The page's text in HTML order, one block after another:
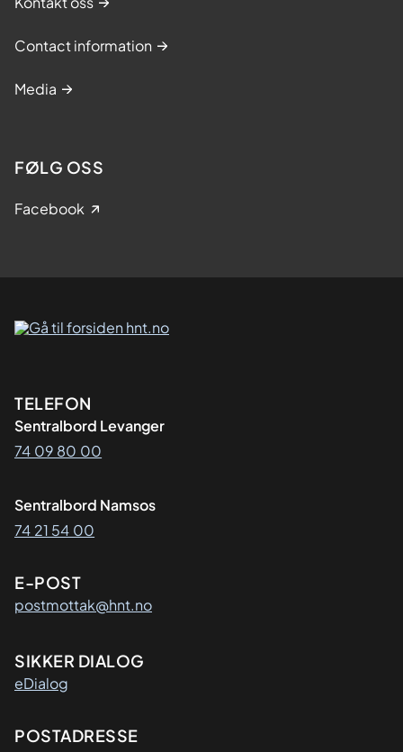
Contact information
Media
FØLG OSS
Facebook
Kontaktinformasjon
TELEFON
Sentralbord Levanger
74 09 80 00
Sentralbord Namsos
74 21 54 00
E-POST
postmottak@hnt.no
SIKKER DIALOG
eDialog
Adresse
POSTADRESSE